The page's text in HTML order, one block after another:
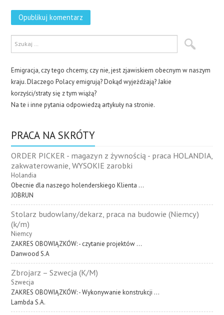
Emigracja, czy tego chcemy, czy nie, jest zjawiskiem obecnym w naszym
kraju. Dlaczego Polacy emigrują? Dokąd wyjeżdżają? Jakie
korzyści/straty się z tym wiążą?
Na te i inne pytania odpowiedzą artykuły na stronie.
PRACA NA SKRÓTY
ORDER PICKER - magazyn z żywnością - praca HOLANDIA,
zakwaterowanie, WYSOKIE zarobki
Holandia
Obecnie dla naszego holenderskiego Klienta ...
JOBRUN
Stolarz budowlany/dekarz, praca na budowie (Niemcy)
(k/m)
Niemcy
ZAKRES OBOWIĄZKÓW: - czytanie projektów ...
Danwood S.A
Zbrojarz – Szwecja (K/M)
Szwecja
ZAKRES OBOWIĄZKÓW: - Wykonywanie konstrukcji ...
Lambda S.A.